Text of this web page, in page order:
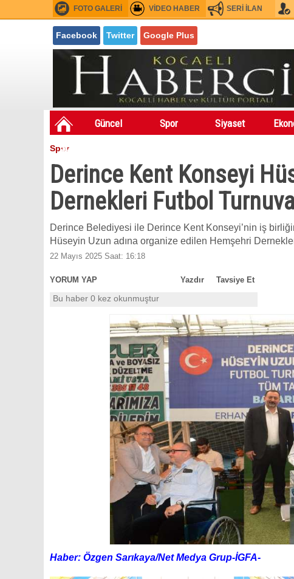
FOTO GALERİ VİDEO HABER SERİ İLAN
Facebook Twitter Google Plus
Güncel Spor Siyaset
Sondakıka
Spor
Derince Kent Konseyi
Dernekleri Futbol
Derince Belediyesi ile Derince Kent Konseyi’nin iş
Hüseyin Uzun adına organize edilen Hemşehri
22 Mayıs 2025 Saat: 16:18
YORUM YAP Tavsiye Et
Yazdır
Bu haber 0 kez okunmuştur
Haber: Özgen Sarıkaya/Net Medya Grup-İGFA-